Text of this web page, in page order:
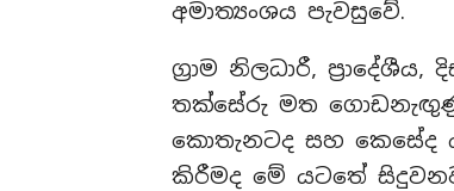
අමාත්‍යංශය පැවසුවේ.
ග්‍රාම නිලධාරී,
තක්සේරු මත
කොතැනටද සහ
කිරීමද මේ යටතේ